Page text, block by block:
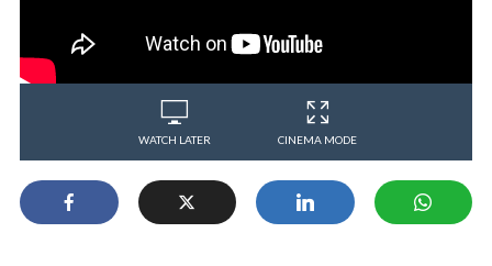
WATCH LATER CINEMA MODE